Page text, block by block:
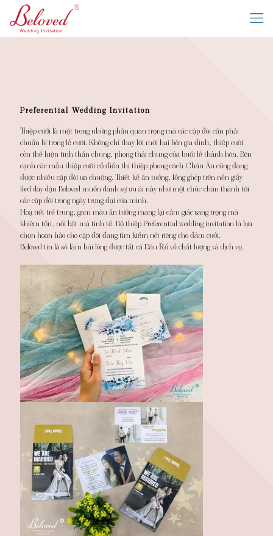
Preferential Wedding Invitation
Thiệp cưới là một trong những phần quan trọng mà các cặp đôi cần phải
chuẩn bị trong lễ cưới. Không chỉ thay lời mời hai bên gia đình, thiệp cưới
còn thể hiện tinh thần chung, phong thái chung của buổi lễ thành hôn. Bên
cạnh các mẫu thiệp cưới cổ điển thì thiệp phong cách Châu Âu cũng đang
được nhiều cặp đôi ưa chuộng. Thiết kế ấn tưởng, lồng ghép trên nền giấy
ford dày dặn Beloved muốn dành sự ưu ái này như một chúc chân thành tới
các cặp đôi trong ngày trọng đại của mình.
Hoạ tiết trẻ trung, gam màu ấn tưởng mang lại cảm giác sang trọng mà
khiêm tốn, nổi bật mà tinh tế. Bộ thiệp Preferential wedding invitation là lựa
chọn hoàn hảo cho cặp đôi đang tìm kiếm nét riêng cho đám cưới.
Beloved tin là sẽ làm hài lòng được tất cả Dâu Rể về chất lượng và dịch vụ.